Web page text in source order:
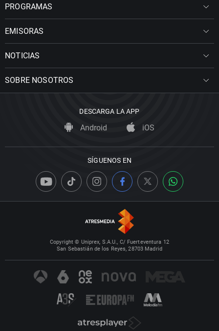
PROGRAMAS
EMISORAS
NOTICIAS
SOBRE NOSOTROS
DESCARGA LA APP
Android iOS
SÍGUENOS EN
Copyright © Uniprex, S.A.U., C/ Fuerteventura 12
San Sebastián de los Reyes, 28703 Madrid